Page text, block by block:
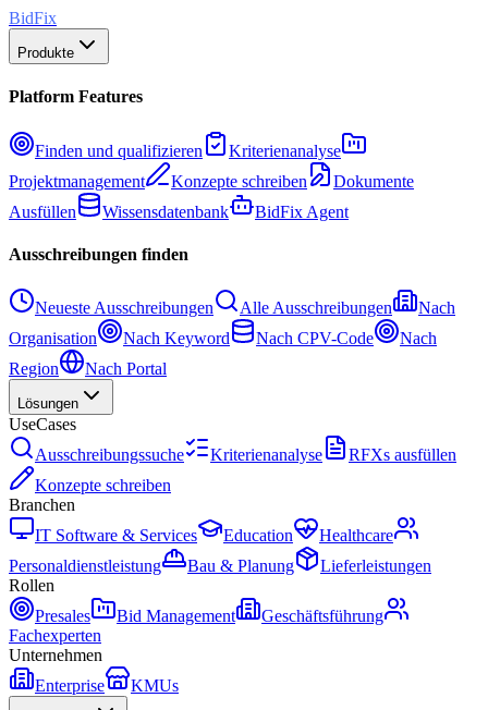
BidFix
Produkte
Platform Features
Finden und qualifizieren
Kriterienanalyse
Projektmanagement
Konzepte schreiben
Dokumente
Ausfüllen
Wissensdatenbank BidFix Agent
Ausschreibungen finden
Neueste Ausschreibungen Alle Ausschreibungen
Nach
Organisation
Nach Keyword Nach CPV-Code
Nach
Region
Nach Portal
Lösungen
UseCases
Ausschreibungssuche
Kriterienanalyse
RFXs ausfüllen
Konzepte schreiben
Branchen
IT Software & Services
Education
Healthcare
Personaldienstleistung
Bau & Planung
Lieferleistungen
Rollen
Presales
Bid Management
Geschäftsführung
Fachexperten
Unternehmen
Enterprise
KMUs